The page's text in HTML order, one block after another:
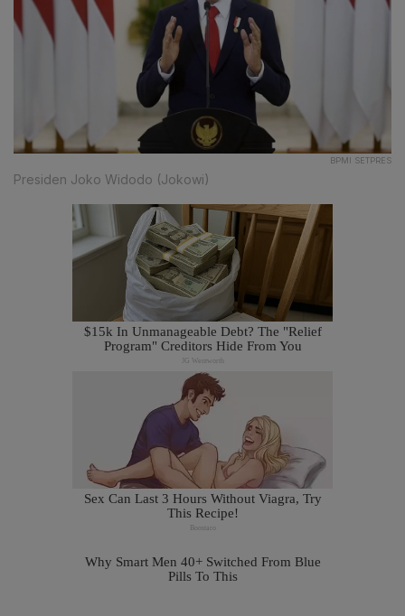
BPMI SETPRES
Presiden Joko Widodo (Jokowi)